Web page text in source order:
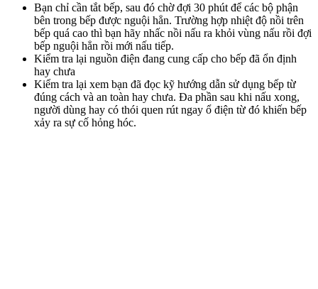
Bạn chỉ cần tắt bếp, sau đó chờ đợi 30 phút để các bộ phận
bên trong bếp được nguội hẳn. Trường hợp nhiệt độ nồi trên
bếp quá cao thì bạn hãy nhấc nồi nấu ra khỏi vùng nấu rồi đợi
bếp nguội hẳn rồi mới nấu tiếp.
Kiểm tra lại nguồn điện đang cung cấp cho bếp đã ổn định
hay chưa
Kiểm tra lại xem bạn đã đọc kỹ hướng dẫn sử dụng bếp từ
đúng cách và an toàn hay chưa. Đa phần sau khi nấu xong,
người dùng hay có thói quen rút ngay ổ điện từ đó khiến bếp
xảy ra sự cố hỏng hóc.